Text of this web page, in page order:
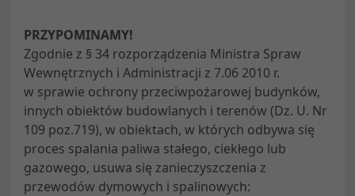
PRZYPOMINAMY!
Zgodnie z § 34 rozporządzenia Ministra Spraw
Wewnętrznych i Administracji z 7.06 2010 r.
w sprawie ochrony przeciwpożarowej budynków,
innych obiektów budowlanych i terenów (Dz. U. Nr
109 poz.719), w obiektach, w których odbywa się
proces spalania paliwa stałego, ciekłego lub
gazowego, usuwa się zanieczyszczenia z
przewodów dymowych i spalinowych: